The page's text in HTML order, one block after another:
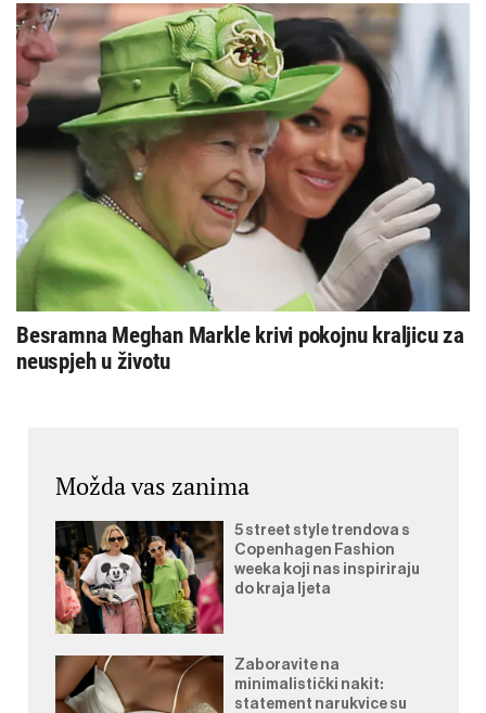
Besramna Meghan Markle krivi pokojnu kraljicu za
neuspjeh u životu
Možda vas zanima
5 street style trendova s
Copenhagen Fashion
weeka koji nas inspiriraju
do kraja ljeta
Zaboravite na
minimalistički nakit:
statement narukvice su